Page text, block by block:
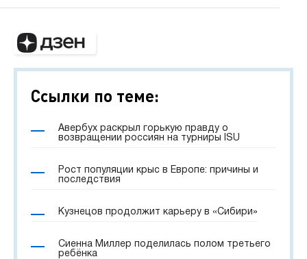
Ссылки по теме:
Авербух раскрыл горькую правду о
возвращении россиян на турниры ISU
Рост популяции крыс в Европе: причины и
последствия
Кузнецов продолжит карьеру в «Сибири»
Сиенна Миллер поделилась полом третьего
ребёнка